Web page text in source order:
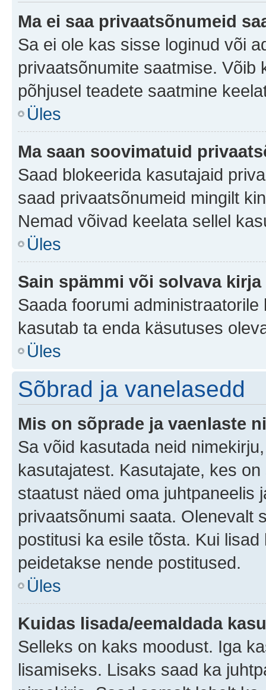
Ma ei saa privaatsõnumeid
Sa ei ole kas sisse loginud või
privaatsõnumite saatmise. Võib
põhjusel teadete saatmine
Üles
Ma saan soovimatuid
Saad blokeerida kasutajaid
saad privaatsõnumeid mingilt
Nemad võivad keelata sellel
Üles
Sain spämmi või solvava
Saada foorumi
kasutab ta enda käsutuses
Üles
Sõbrad ja vanelasedd
Mis on sõprade ja vaenlaste
Sa võid kasutada neid
kasutajatest. Kasutajate, kes
staatust näed oma juhtpaneelis
privaatsõnumi saata. Olenevalt
postitusi ka esile tõsta. Kui
peidetakse nende postitused.
Üles
Kuidas lisada/eemaldada
Selleks on kaks moodust. Iga
lisamiseks. Lisaks saad ka